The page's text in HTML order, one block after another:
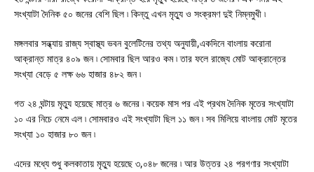
সংখ্যাটা দৈনিক ৫০ জনের বেশি ছিল ৷ কিন্তু এখন মৃত্যু ও সংক্রমণ দুই নিম্নমুখী ৷
মঙ্গলবার সন্ধ্যায় রাজ্য স্বাস্থ্য ভবন বুলেটিনের তথ্য অনুযায়ী,একদিনে বাংলায় করোনা
আক্রান্ত মাত্র ৪০৯ জন ৷ সোমবার ছিল আরও কম ৷ তার ফলে রাজ্যে মোট আক্রান্তের
সংখ্যা বেড়ে ৫ লক্ষ ৬৬ হাজার ৪৮২ জন ৷
গত ২৪ ঘন্টায় মৃত্যু হয়েছে মাত্র ৬ জনের ৷ কয়েক মাস পর এই প্রথম দৈনিক মৃতের সংখ্যাটা
১০ এর নিচে নেমে এল ৷ সোমবারও এই সংখ্যাটা ছিল ১১ জন ৷ সব মিলিয়ে বাংলায় মোট মৃতের
সংখ্যা ১০ হাজার ৮০ জন ৷
এদের মধ্যে শুধু কলকাতায় মৃত্যু হয়েছে ৩,০৪৮ জনের ৷ আর উত্তর ২৪ পরগণার সংখ্যাটা